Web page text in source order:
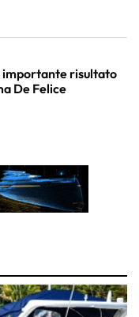
importante risultato
De Felice